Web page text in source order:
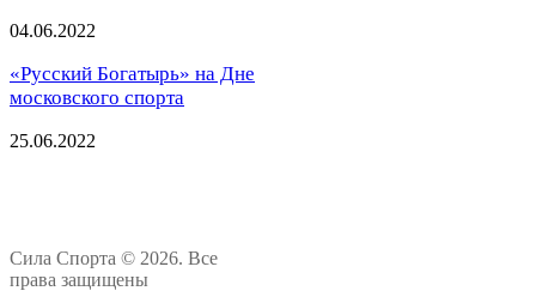
04.06.2022
«Русский Богатырь» на Дне
московского спорта
25.06.2022
Сила Спорта © 2026. Все
права защищены